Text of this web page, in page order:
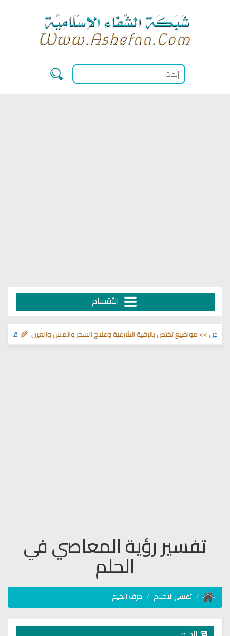
الأقسام
قناة>> مواضيع تختص بالرقية الشرعية وعلاج السحر والمس والعين 🌾
تفسير رؤية المعاصي في
الحلم
تفسير الاحلام حرف الميم